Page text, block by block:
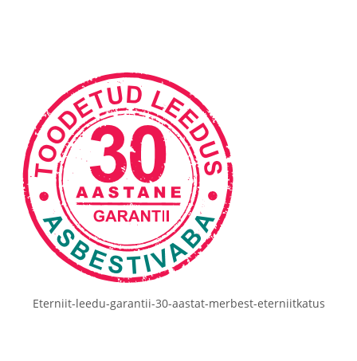
Eterniit-leedu-garantii-30-aastat-merbest-eterniitkatus